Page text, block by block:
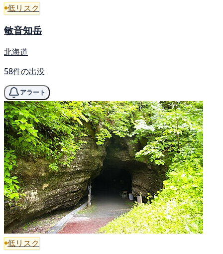
低リスク
敏音知岳
北海道
58件の出没
アラート
低リスク